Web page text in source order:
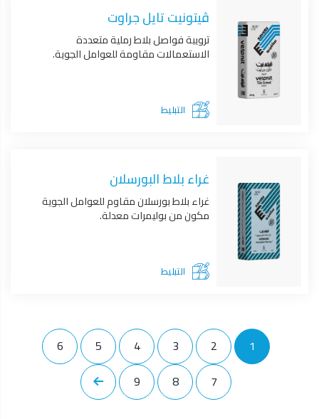
ڤيتونيت تايل جراوت
ترويبة فواصل بلاط رملية متعددة
الاستعمالات مقاومة للعوامل الجوية.
التبليط
غراء بلاط البورسلان
غراء بلاط بورسلان مقاوم للعوامل الجوية
مكون من بوليمرات معدلة.
التبليط
الصفحات
الصفحة
الحاليّة
1 الصفحة
2 الصفحة
3 الصفحة
4 الصفحة
5 الصفحة
6
الصفحة
7 الصفحة
8 الصفحة
9
الصفحة